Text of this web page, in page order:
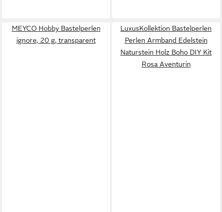
MEYCO Hobby Bastelperlen
ignore, 20 g, transparent
LuxusKollektion Bastelperlen
Perlen Armband Edelstein
Naturstein Holz Boho DIY Kit
Rosa Aventurin